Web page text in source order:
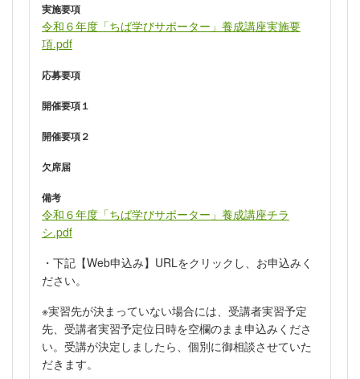
実施要項
令和６年度「ちば学びサポーター」養成講座実施要
項.pdf
応募要項
開催要項１
開催要項２
欠席届
備考
令和６年度「ちば学びサポーター」養成講座チラ
シ.pdf
・下記【Web申込み】URLをクリックし、お申込みく
ださい。
※実習先が決まっていない場合には、受講者実習予定
先、受講者実習予定位日時を空欄のまま申込みくださ
い。受講が決定しましたら、個別に御相談させていた
だきます。